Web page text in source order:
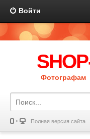
Войти
Фотографам
Полная версия сайта